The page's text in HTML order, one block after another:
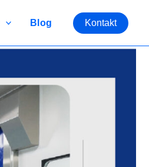
Blog Kontakt